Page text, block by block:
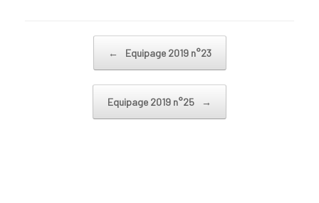
← Equipage 2019 n°23
Equipage 2019 n°25 →